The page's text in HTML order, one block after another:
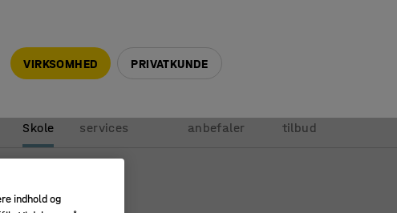
Skole
services
anbefaler
tilbud
VIRKSOMHED PRIVATKUNDE
indhold og